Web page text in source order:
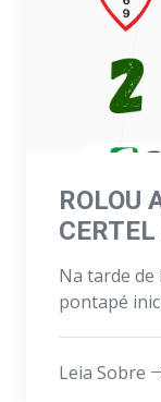
ROLOU
Na tarde de
pontapé
Leia Sobre